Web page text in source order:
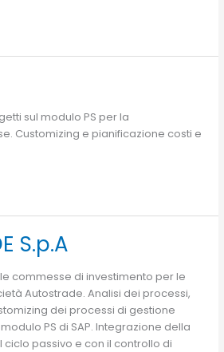
sul modulo PS per la
Customizing e pianificazione costi e
S.p.A
commesse di investimento per le
Autostrade. Analisi dei processi,
dei processi di gestione
PS di SAP. Integrazione della
passivo e con il controllo di